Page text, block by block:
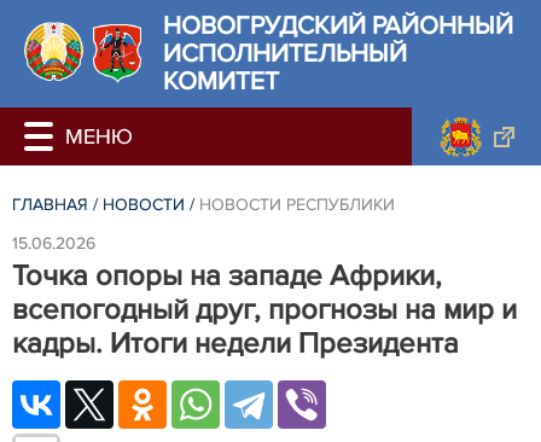
НОВОГРУДСКИЙ РАЙОННЫЙ
ИСПОЛНИТЕЛЬНЫЙ
КОМИТЕТ
ГЛАВНАЯ / НОВОСТИ / НОВОСТИ РЕСПУБЛИКИ
15.06.2026
Точка опоры на западе Африки,
всепогодный друг, прогнозы на мир и
кадры. Итоги недели Президента